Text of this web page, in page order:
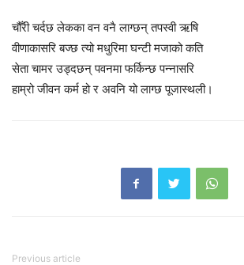
चौँरी चर्दछ लेकका वन वनै लाग्छन् तपस्वी ऋषि
वीणाकासरि बज्छ त्यो मधुरिमा घन्टी मजाको कति
सेता चामर उड्दछन् पवनमा फर्किन्छ पन्नासरि
हाम्रो जीवन कर्म हो र अवनि यो लाग्छ पूजास्थली।
Previous article